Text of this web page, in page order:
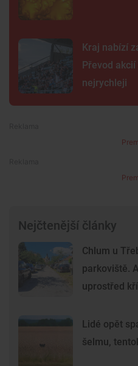
Kraj nabízí
Převod
nejrychleji
Nejčtenější články
Chlum u
parkoviště.
uprostřed
Lidé opět
šelmu,